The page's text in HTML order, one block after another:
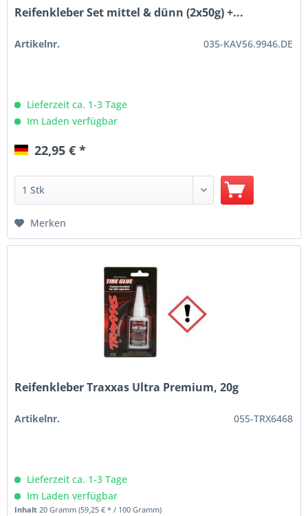
Reifenkleber Set mittel & dünn (2x50g) +...
Artikelnr. 035-KAV56.9946.DE
Lieferzeit ca. 1-3 Tage
Im Laden verfügbar
22,95 € *
Merken
Reifenkleber Traxxas Ultra Premium, 20g
Artikelnr. 055-TRX6468
Lieferzeit ca. 1-3 Tage
Im Laden verfügbar
Inhalt20 Gramm(59,25 € * / 100 Gramm)